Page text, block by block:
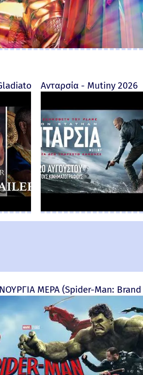
II) -
Ανταρσία - Mutiny 2026
ΜΕΡΑ (Spider-Man: